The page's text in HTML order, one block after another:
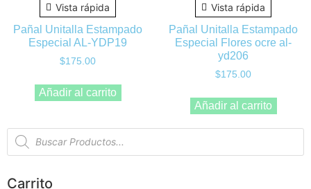
Vista rápida
Pañal Unitalla Estampado
Especial AL-YDP19
$175.00
Añadir al carrito
Vista rápida
Pañal Unitalla Estampado
Especial Flores ocre al-
yd206
$175.00
Añadir al carrito
Carrito